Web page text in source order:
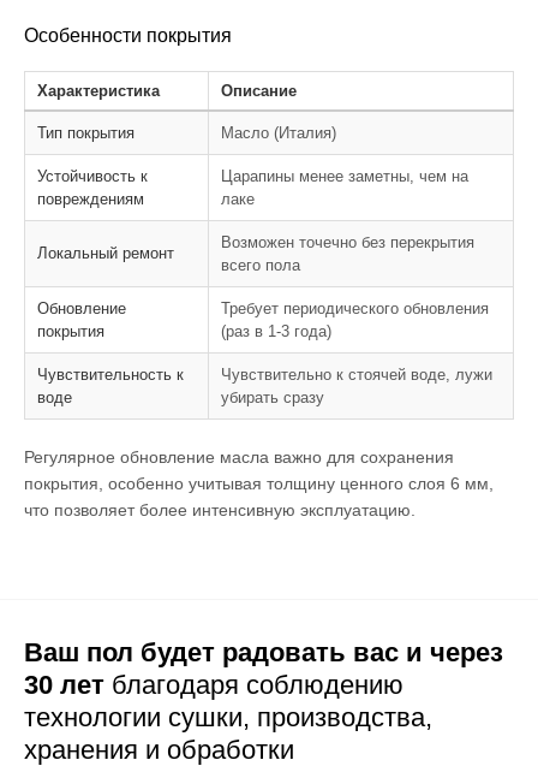
Особенности покрытия
Характеристика Описание
Тип покрытия Масло (Италия)
Устойчивость к
повреждениям
Царапины менее заметны, чем на
лаке
Локальный ремонт
Возможен точечно без перекрытия
всего пола
Обновление
покрытия
Требует периодического обновления
(раз в 1-3 года)
Чувствительность к
воде
Чувствительно к стоячей воде, лужи
убирать сразу
Регулярное обновление масла важно для сохранения
покрытия, особенно учитывая толщину ценного слоя 6 мм,
что позволяет более интенсивную эксплуатацию.
Ваш пол будет радовать вас и через
30 лет благодаря соблюдению
технологии сушки, производства,
хранения и обработки